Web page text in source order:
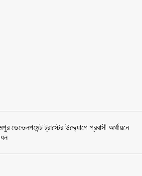
ডেভেলপমেন্ট ট্রাস্টের উদ্দ্যোগে প্রবাসী অর্থায়নে